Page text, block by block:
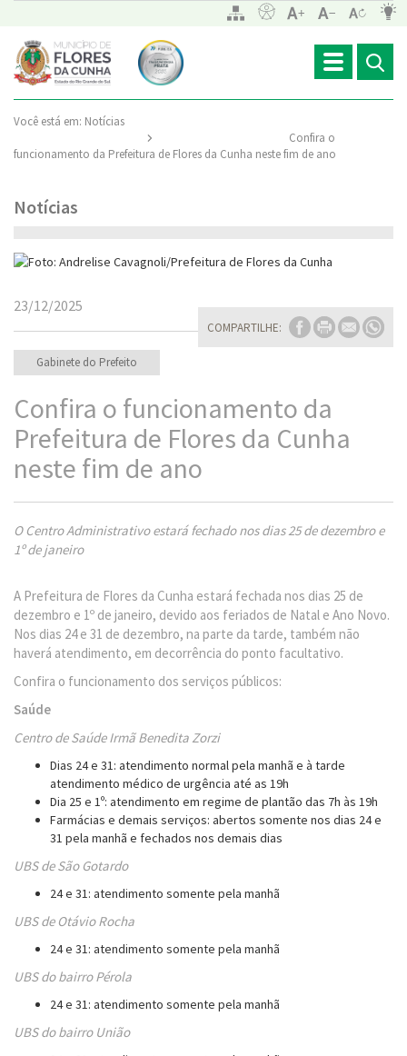
Toggle
navigation
Você está em: Notícias
Confira o
funcionamento da Prefeitura de Flores da Cunha neste fim de ano
Notícias
COMPARTILHE:
23/12/2025
Gabinete do Prefeito
Confira o funcionamento da
Prefeitura de Flores da Cunha
neste fim de ano
O Centro Administrativo estará fechado nos dias 25 de dezembro e
1º de janeiro
A Prefeitura de Flores da Cunha estará fechada nos dias 25 de
dezembro e 1º de janeiro, devido aos feriados de Natal e Ano Novo.
Nos dias 24 e 31 de dezembro, na parte da tarde, também não
haverá atendimento, em decorrência do ponto facultativo.
Confira o funcionamento dos serviços públicos:
Saúde
Centro de Saúde Irmã Benedita Zorzi
Dias 24 e 31: atendimento normal pela manhã e à tarde
atendimento médico de urgência até as 19h
Dia 25 e 1º: atendimento em regime de plantão das 7h às 19h
Farmácias e demais serviços: abertos somente nos dias 24 e
31 pela manhã e fechados nos demais dias
UBS de São Gotardo
24 e 31: atendimento somente pela manhã
UBS de Otávio Rocha
24 e 31: atendimento somente pela manhã
UBS do bairro Pérola
24 e 31: atendimento somente pela manhã
UBS do bairro União